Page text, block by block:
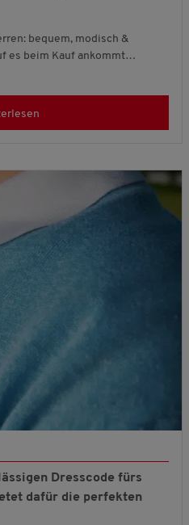
bequem, modisch &
es beim Kauf ankommt…
Dresscode fürs
dafür die perfekten